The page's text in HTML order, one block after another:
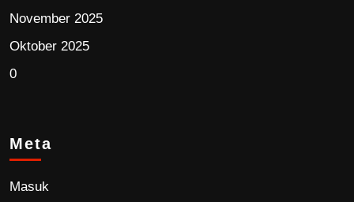
November 2025
Oktober 2025
0
Meta
Masuk